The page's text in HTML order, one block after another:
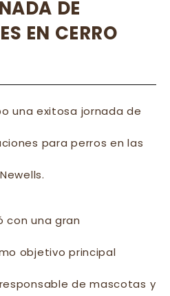
DE
EN CERRO
una exitosa jornada de
para perros en las
con una gran
objetivo principal
de mascotas y